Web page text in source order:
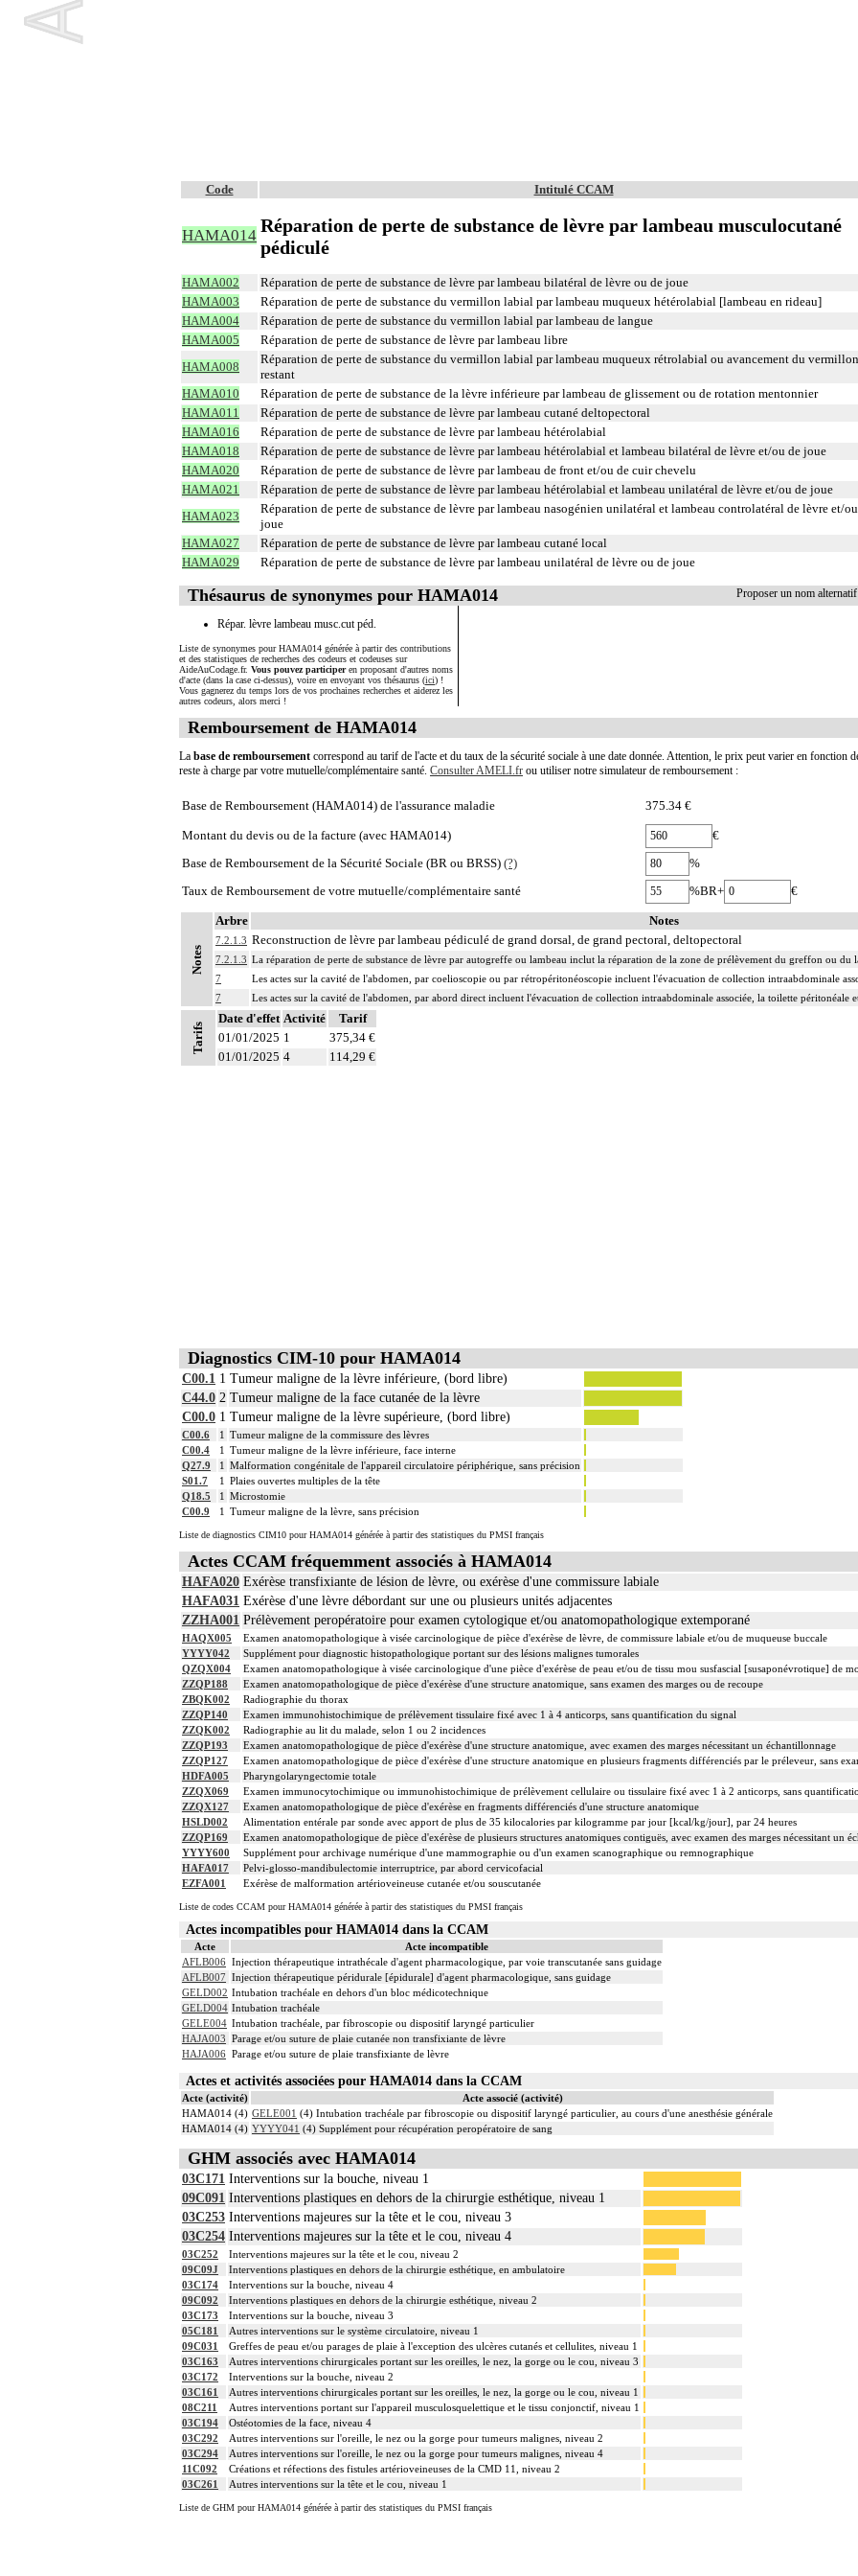
Code Intitulé CCAM
HAMA014 Réparation de perte de substance de lèvre par lambeau musculocutané
pédiculé
HAMA002 Réparation de perte de substance de lèvre par lambeau bilatéral de lèvre ou de joue
HAMA003 Réparation de perte de substance du vermillon labial par lambeau muqueux hétérolabial [lambeau en rideau]
HAMA004 Réparation de perte de substance du vermillon labial par lambeau de langue
HAMA005 Réparation de perte de substance de lèvre par lambeau libre
HAMA008
Réparation de perte de substance du vermillon labial par lambeau muqueux rétrolabial ou avancement du vermillon
restant
HAMA010 Réparation de perte de substance de la lèvre inférieure par lambeau de glissement ou de rotation mentonnier
HAMA011 Réparation de perte de substance de lèvre par lambeau cutané deltopectoral
HAMA016 Réparation de perte de substance de lèvre par lambeau hétérolabial
HAMA018 Réparation de perte de substance de lèvre par lambeau hétérolabial et lambeau bilatéral de lèvre et/ou de joue
HAMA020 Réparation de perte de substance de lèvre par lambeau de front et/ou de cuir chevelu
HAMA021 Réparation de perte de substance de lèvre par lambeau hétérolabial et lambeau unilatéral de lèvre et/ou de joue
HAMA023
Réparation de perte de substance de lèvre par lambeau nasogénien unilatéral et lambeau controlatéral de lèvre et/
joue
HAMA027 Réparation de perte de substance de lèvre par lambeau cutané local
HAMA029 Réparation de perte de substance de lèvre par lambeau unilatéral de lèvre ou de joue
Proposer un nom
Thésaurus de synonymes pour HAMA014
Répar. lèvre lambeau musc.cut péd.
Liste de synonymes pour HAMA014 générée à partir des contributions
et des statistiques de recherches des codeurs et codeuses sur
AideAuCodage.fr. Vous pouvez participeren proposant d'autres noms
d'acte (dans la case ci-dessus), voire en envoyant vos thésaurus (ici) !
Vous gagnerez du temps lors de vos prochaines recherches et aiderez les
autres codeurs, alors merci !
Remboursement de HAMA014
La base de remboursement correspond au tarif de l'acte et du taux de la sécurité sociale à une date donnée. Attention, le prix peut varier en
reste à charge par votre mutuelle/complémentaire santé. Consulter AMELI.fr ou utiliser notre simulateur de remboursement :
Base de Remboursement (HAMA014) de l'assurance maladie 375.34 €
Montant du devis ou de la facture (avec HAMA014)
€
Base de Remboursement de la Sécurité Sociale (BR ou BRSS) (?)
%
Taux de Remboursement de votre mutuelle/complémentaire santé
%BR+ €
Notes
Arbre Notes
7.2.1.3 Reconstruction de lèvre par lambeau pédiculé de grand dorsal, de grand pectoral, deltopectoral
7.2.1.3 La réparation de perte de substance de lèvre par autogreffe ou lambeau inclut la réparation de la zone de prélèvement du greffon ou du
7
Les actes sur la cavité de l'abdomen, par coelioscopie ou par rétropéritonéoscopie incluent l'évacuation de collection intraabdominale
7
Les actes sur la cavité de l'abdomen, par abord direct incluent l'évacuation de collection intraabdominale associée, la toilette péritonéale
Tarifs
Date d'effet Activité
Tarif
01/01/2025 1
375,34 €
01/01/2025 4 114,29 €
Diagnostics CIM-10 pour HAMA014
C00.1 1 Tumeur maligne de la lèvre inférieure, (bord libre)
C44.0 2 Tumeur maligne de la face cutanée de la lèvre
C00.0 1 Tumeur maligne de la lèvre supérieure, (bord libre)
C00.6 1 Tumeur maligne de la commissure des lèvres
C00.4
1 Tumeur maligne de la lèvre inférieure, face interne
Q27.9
1 Malformation congénitale de l'appareil circulatoire périphérique, sans précision
S01.7
1 Plaies ouvertes multiples de la tête
Q18.5
1 Microstomie
C00.9
1 Tumeur maligne de la lèvre, sans précision
Liste de diagnostics CIM10 pour HAMA014 générée à partir des statistiques du PMSI français
Actes CCAM fréquemment associés à HAMA014
HAFA020 Exérèse transfixiante de lésion de lèvre, ou exérèse d'une commissure labiale
HAFA031 Exérèse d'une lèvre débordant sur une ou plusieurs unités adjacentes
ZZHA001 Prélèvement peropératoire pour examen cytologique et/ou anatomopathologique extemporané
HAQX005
Examen anatomopathologique à visée carcinologique de pièce d'exérèse de lèvre, de commissure labiale et/ou de muqueuse buccale
YYYY042
Supplément pour diagnostic histopathologique portant sur des lésions malignes tumorales
QZQX004
Examen anatomopathologique à visée carcinologique d'une pièce d'exérèse de peau et/ou de tissu mou susfascial [susaponévrotique] de
ZZQP188
Examen anatomopathologique de pièce d'exérèse d'une structure anatomique, sans examen des marges ou de recoupe
ZBQK002
Radiographie du thorax
ZZQP140
Examen immunohistochimique de prélèvement tissulaire fixé avec 1 à 4 anticorps, sans quantification du signal
ZZQK002
Radiographie au lit du malade, selon 1 ou 2 incidences
ZZQP193
Examen anatomopathologique de pièce d'exérèse d'une structure anatomique, avec examen des marges nécessitant un échantillonnage
ZZQP127
Examen anatomopathologique de pièce d'exérèse d'une structure anatomique en plusieurs fragments différenciés par le préleveur, sans
HDFA005
Pharyngolaryngectomie totale
ZZQX069
Examen immunocytochimique ou immunohistochimique de prélèvement cellulaire ou tissulaire fixé avec 1 à 2 anticorps, sans
ZZQX127
Examen anatomopathologique de pièce d'exérèse en fragments différenciés d'une structure anatomique
HSLD002
Alimentation entérale par sonde avec apport de plus de 35 kilocalories par kilogramme par jour [kcal/kg/jour], par 24 heures
ZZQP169
Examen anatomopathologique de pièce d'exérèse de plusieurs structures anatomiques contiguës, avec examen des marges nécessitant un
YYYY600
Supplément pour archivage numérique d'une mammographie ou d'un examen scanographique ou remnographique
HAFA017
Pelvi-glosso-mandibulectomie interruptrice, par abord cervicofacial
EZFA001
Exérèse de malformation artérioveineuse cutanée et/ou souscutanée
Liste de codes CCAM pour HAMA014 générée à partir des statistiques du PMSI français
Actes incompatibles pour HAMA014 dans la CCAM
Acte
Acte incompatible
AFLB006 Injection thérapeutique intrathécale d'agent pharmacologique, par voie transcutanée sans guidage
AFLB007 Injection thérapeutique péridurale [épidurale] d'agent pharmacologique, sans guidage
GELD002 Intubation trachéale en dehors d'un bloc médicotechnique
GELD004 Intubation trachéale
GELE004 Intubation trachéale, par fibroscopie ou dispositif laryngé particulier
HAJA003 Parage et/ou suture de plaie cutanée non transfixiante de lèvre
HAJA006 Parage et/ou suture de plaie transfixiante de lèvre
Actes et activités associées pour HAMA014 dans la CCAM
Acte (activité)
Acte associé (activité)
HAMA014 (4) GELE001 (4) Intubation trachéale par fibroscopie ou dispositif laryngé particulier, au cours d'une anesthésie générale
HAMA014 (4) YYYY041 (4) Supplément pour récupération peropératoire de sang
GHM associés avec HAMA014
03C171 Interventions sur la bouche, niveau 1
09C091 Interventions plastiques en dehors de la chirurgie esthétique, niveau 1
03C253 Interventions majeures sur la tête et le cou, niveau 3
03C254 Interventions majeures sur la tête et le cou, niveau 4
03C252
Interventions majeures sur la tête et le cou, niveau 2
09C09J
Interventions plastiques en dehors de la chirurgie esthétique, en ambulatoire
03C174
Interventions sur la bouche, niveau 4
09C092
Interventions plastiques en dehors de la chirurgie esthétique, niveau 2
03C173
Interventions sur la bouche, niveau 3
05C181
Autres interventions sur le système circulatoire, niveau 1
09C031
Greffes de peau et/ou parages de plaie à l'exception des ulcères cutanés et cellulites, niveau 1
03C163
Autres interventions chirurgicales portant sur les oreilles, le nez, la gorge ou le cou, niveau 3
03C172
Interventions sur la bouche, niveau 2
03C161
Autres interventions chirurgicales portant sur les oreilles, le nez, la gorge ou le cou, niveau 1
08C211
Autres interventions portant sur l'appareil musculosquelettique et le tissu conjonctif, niveau 1
03C194
Ostéotomies de la face, niveau 4
03C292
Autres interventions sur l'oreille, le nez ou la gorge pour tumeurs malignes, niveau 2
03C294
Autres interventions sur l'oreille, le nez ou la gorge pour tumeurs malignes, niveau 4
11C092
Créations et réfections des fistules artérioveineuses de la CMD 11, niveau 2
03C261
Autres interventions sur la tête et le cou, niveau 1
Liste de GHM pour HAMA014 générée à partir des statistiques du PMSI français